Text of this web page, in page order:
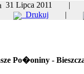
31 Lipca 2011 |
Drukuj |
Po�oniny -